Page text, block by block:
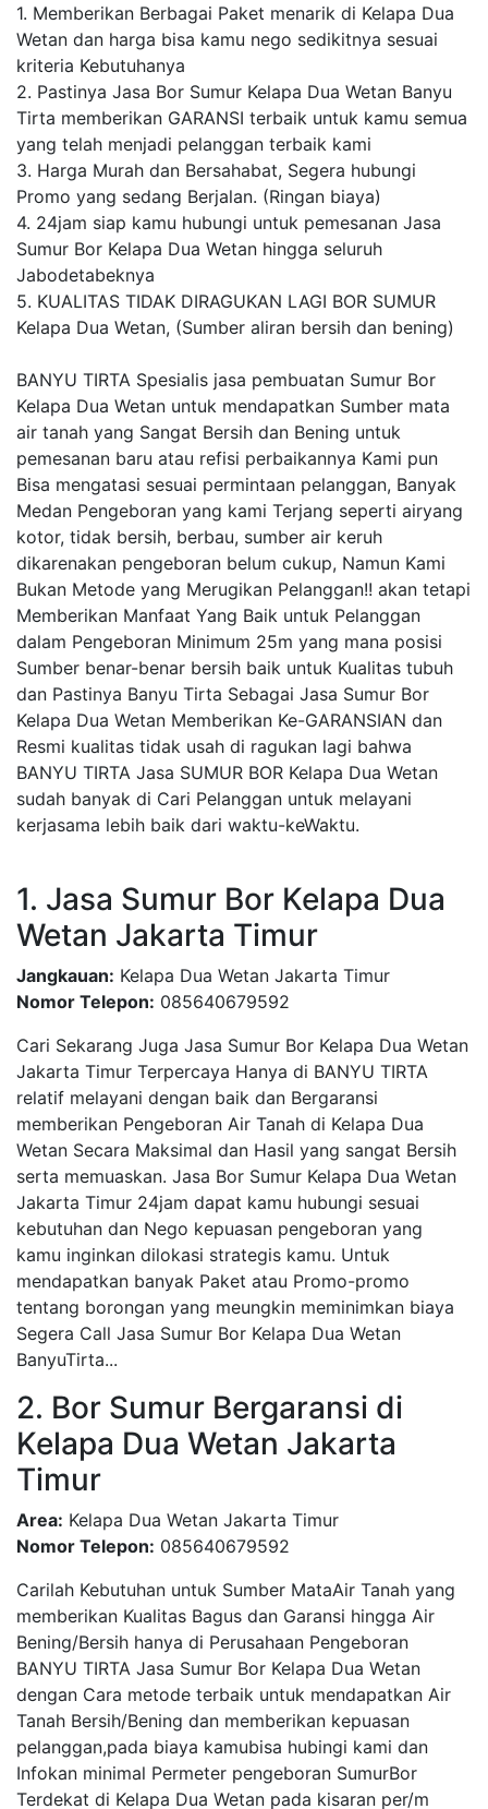
1. Memberikan Berbagai Paket menarik di Kelapa Dua
Wetan dan harga bisa kamu nego sedikitnya sesuai
kriteria Kebutuhanya
2. Pastinya Jasa Bor Sumur Kelapa Dua Wetan Banyu
Tirta memberikan GARANSI terbaik untuk kamu semua
yang telah menjadi pelanggan terbaik kami
3. Harga Murah dan Bersahabat, Segera hubungi
Promo yang sedang Berjalan. (Ringan biaya)
4. 24jam siap kamu hubungi untuk pemesanan Jasa
Sumur Bor Kelapa Dua Wetan hingga seluruh
Jabodetabeknya
5. KUALITAS TIDAK DIRAGUKAN LAGI BOR SUMUR
Kelapa Dua Wetan, (Sumber aliran bersih dan bening)
BANYU TIRTA Spesialis jasa pembuatan Sumur Bor
Kelapa Dua Wetan untuk mendapatkan Sumber mata
air tanah yang Sangat Bersih dan Bening untuk
pemesanan baru atau refisi perbaikannya Kami pun
Bisa mengatasi sesuai permintaan pelanggan, Banyak
Medan Pengeboran yang kami Terjang seperti airyang
kotor, tidak bersih, berbau, sumber air keruh
dikarenakan pengeboran belum cukup, Namun Kami
Bukan Metode yang Merugikan Pelanggan!! akan tetapi
Memberikan Manfaat Yang Baik untuk Pelanggan
dalam Pengeboran Minimum 25m yang mana posisi
Sumber benar-benar bersih baik untuk Kualitas tubuh
dan Pastinya Banyu Tirta Sebagai Jasa Sumur Bor
Kelapa Dua Wetan Memberikan Ke-GARANSIAN dan
Resmi kualitas tidak usah di ragukan lagi bahwa
BANYU TIRTA Jasa SUMUR BOR Kelapa Dua Wetan
sudah banyak di Cari Pelanggan untuk melayani
kerjasama lebih baik dari waktu-keWaktu.
1. Jasa Sumur Bor Kelapa Dua
Wetan Jakarta Timur
Jangkauan: Kelapa Dua Wetan Jakarta Timur
Nomor Telepon: 085640679592
Cari Sekarang Juga Jasa Sumur Bor Kelapa Dua Wetan
Jakarta Timur Terpercaya Hanya di BANYU TIRTA
relatif melayani dengan baik dan Bergaransi
memberikan Pengeboran Air Tanah di Kelapa Dua
Wetan Secara Maksimal dan Hasil yang sangat Bersih
serta memuaskan. Jasa Bor Sumur Kelapa Dua Wetan
Jakarta Timur 24jam dapat kamu hubungi sesuai
kebutuhan dan Nego kepuasan pengeboran yang
kamu inginkan dilokasi strategis kamu. Untuk
mendapatkan banyak Paket atau Promo-promo
tentang borongan yang meungkin meminimkan biaya
Segera Call Jasa Sumur Bor Kelapa Dua Wetan
BanyuTirta...
2. Bor Sumur Bergaransi di
Kelapa Dua Wetan Jakarta
Timur
Area: Kelapa Dua Wetan Jakarta Timur
Nomor Telepon: 085640679592
Carilah Kebutuhan untuk Sumber MataAir Tanah yang
memberikan Kualitas Bagus dan Garansi hingga Air
Bening/Bersih hanya di Perusahaan Pengeboran
BANYU TIRTA Jasa Sumur Bor Kelapa Dua Wetan
dengan Cara metode terbaik untuk mendapatkan Air
Tanah Bersih/Bening dan memberikan kepuasan
pelanggan,pada biaya kamubisa hubingi kami dan
Infokan minimal Permeter pengeboran SumurBor
Terdekat di Kelapa Dua Wetan pada kisaran per/m